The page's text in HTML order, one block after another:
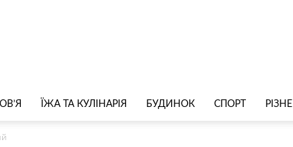
ЇЖА ТА КУЛІНАРІЯ БУДИНОК СПОРТ РІЗНЕ